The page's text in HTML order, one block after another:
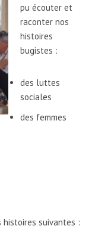
pu écouter et
raconter nos
histoires
bugistes :
des luttes
sociales
des femmes
histoires suivantes :